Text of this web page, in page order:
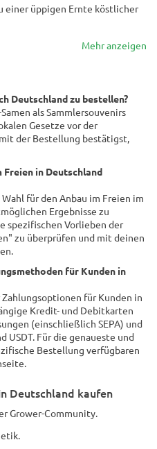
einer üppigen Ernte köstlicher
Mehr anzeigen
Deutschland zu bestellen?
als Sammlersouvenirs
Gesetze vor der
der Bestellung bestätigst,
Freien in Deutschland
für den Anbau im Freien im
Ergebnisse zu
spezifischen Vorlieben der
zu überprüfen und mit deinen
für Kunden in
für Kunden in
Kredit- und Debitkarten
(einschließlich SEPA) und
USDT. Für die genaueste und
Bestellung verfügbaren
Deutschland kaufen
Grower-Community.